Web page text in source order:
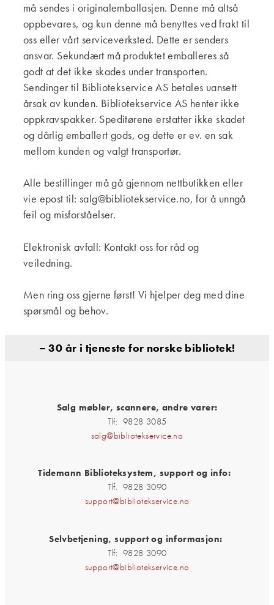
må sendes i originalemballasjen. Denne må altså
oppbevares, og kun denne må benyttes ved frakt til
oss eller vårt serviceverksted. Dette er senders
ansvar. Sekundært må produktet emballeres så
godt at det ikke skades under transporten.
Sendinger til Bibliotekservice AS betales uansett
årsak av kunden. Bibliotekservice AS henter ikke
oppkravspakker. Speditørene erstatter ikke skadet
og dårlig emballert gods, og dette er ev. en sak
mellom kunden og valgt transportør.
Alle bestillinger må gå gjennom nettbutikken eller
vie epost til: salg@bibliotekservice.no, for å unngå
feil og misforståelser.
Elektronisk avfall: Kontakt oss for råd og
veiledning.
Men ring oss gjerne først! Vi hjelper deg med dine
spørsmål og behov.
– 30 år i tjeneste for norske bibliotek!
Salg møbler, scannere, andre varer:
Tlf: 9828 3085
salg@bibliotekservice.no
Tidemann Biblioteksystem, support og info:
Tlf. 9828 3090
support@bibliotekservice.no
Selvbetjening, support og informasjon:
Tlf: 9828 3090
support@bibliotekservice.no